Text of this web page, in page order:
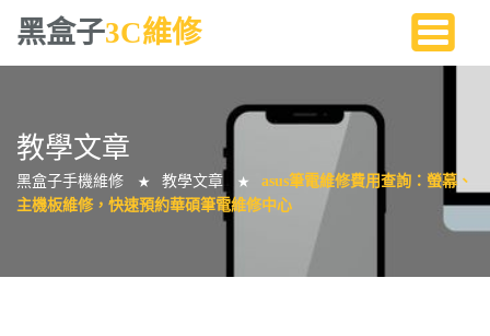
黑盒子3C維修
教學文章
黑盒子手機維修 ★ 教學文章 ★
asus筆電維修費用查詢：螢幕、
主機板維修，快速預約華碩筆電維修中心